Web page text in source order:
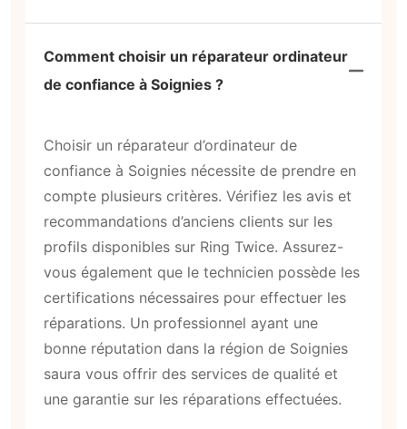
Comment choisir un réparateur ordinateur
de confiance à Soignies ?
Choisir un réparateur d’ordinateur de
confiance à Soignies nécessite de prendre en
compte plusieurs critères. Vérifiez les avis et
recommandations d’anciens clients sur les
profils disponibles sur Ring Twice. Assurez-
vous également que le technicien possède les
certifications nécessaires pour effectuer les
réparations. Un professionnel ayant une
bonne réputation dans la région de Soignies
saura vous offrir des services de qualité et
une garantie sur les réparations effectuées.